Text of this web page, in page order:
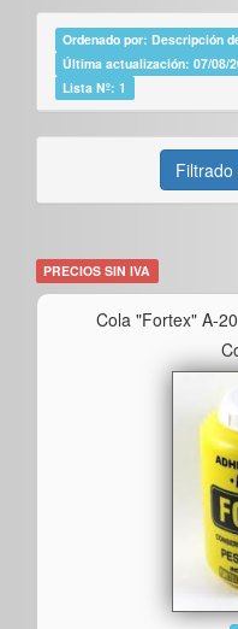
Ordenado por: Descripción
Última actualización: 07/08/
Lista Nº: 1
PRECIOS SIN IVA
Cola "fortex" A-